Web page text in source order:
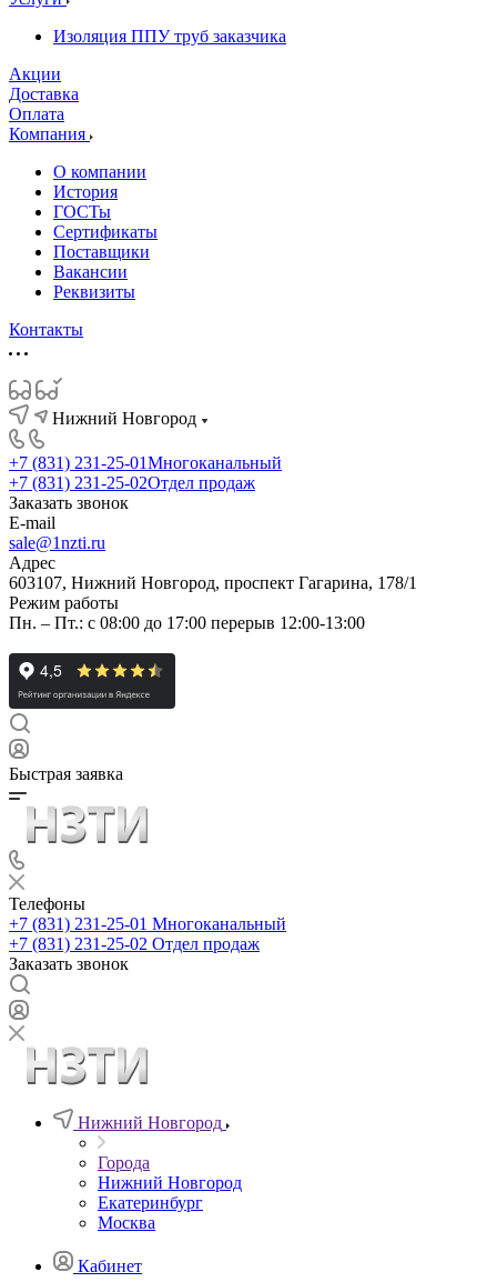
Изоляция ППУ труб заказчика
Акции
Доставка
Оплата
Компания
О компании
История
ГОСТы
Сертификаты
Поставщики
Вакансии
Реквизиты
Контакты
Нижний Новгород
+7 (831) 231-25-01Многоканальный
+7 (831) 231-25-02Отдел продаж
Заказать звонок
E-mail
sale@1nzti.ru
Адрес
603107, Нижний Новгород, проспект Гагарина, 178/1
Режим работы
Пн. – Пт.: с 08:00 до 17:00 перерыв 12:00-13:00
Быстрая заявка
Телефоны
+7 (831) 231-25-01 Многоканальный
+7 (831) 231-25-02 Отдел продаж
Заказать звонок
Нижний Новгород
Города
Нижний Новгород
Екатеринбург
Москва
Кабинет